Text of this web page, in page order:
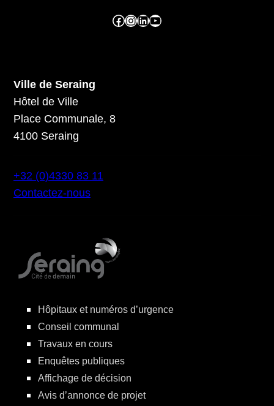
Facebook ville de seraing Instragram ville de seraing linkedin – ville de seraing YouTube
Ville de Seraing
Hôtel de Ville
Place Communale, 8
4100 Seraing
+32 (0)4330 83 11
Contactez-nous
Hôpitaux et numéros d’urgence
Conseil communal
Travaux en cours
Enquêtes publiques
Affichage de décision
Avis d’annonce de projet